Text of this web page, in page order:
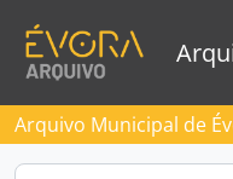
Arquivo Municipal de